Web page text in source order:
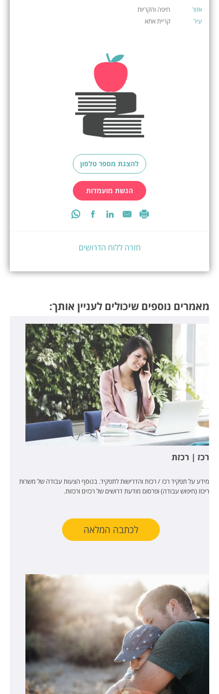
אזור
חיפה והקריות
עיר
קריית אתא
להצגת מספר טלפון
הגשת מועמדות
חזרה ללוח הדרושים
מאמרים נוספים שיכולים לעניין אותך:
רכז | רכזת
מידע על תפקיד רכז / רכזת והדרישות לתפקיד. בנוסף הצעות עבודה של משרות
ריכוז (חיפוש עבודה) ופרסום מודעת דרושים של רכזים ורכזות.
לכתבה המלאה